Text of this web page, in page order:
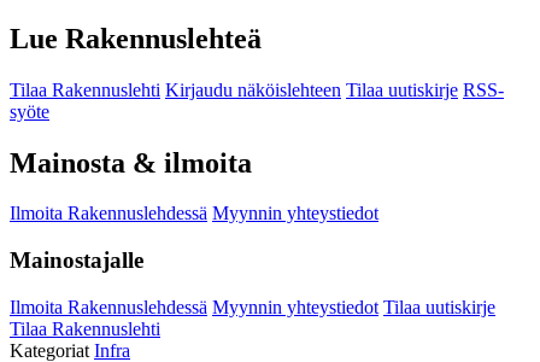
Lue Rakennuslehteä
Tilaa Rakennuslehti Kirjaudu näköislehteen Tilaa uutiskirje RSS-
syöte
Mainosta & ilmoita
Ilmoita Rakennuslehdessä Myynnin yhteystiedot
Mainostajalle
Ilmoita Rakennuslehdessä Myynnin yhteystiedot Tilaa uutiskirje
Tilaa Rakennuslehti
Kategoriat Infra